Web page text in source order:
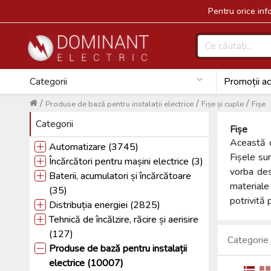
Pentru orice
Categorii Promoții
Fișe
/
Fișe și cuple
/
Produse de bază pentru instalații electrice
/
Categorii
Automatizare (3745)
Încărcători pentru mașini electrice (3)
Baterii, acumulatori și încărcătoare
(35)
Distribuția energiei (2825)
Tehnică de încălzire, răcire și aerisire
(127)
Produse de bază pentru instalații
electrice (10007)
Fișe
Această
Fișele
vorba
potrivită
Categorie